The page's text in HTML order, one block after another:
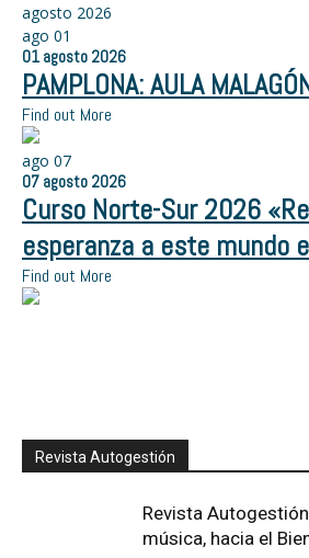
agosto 2026
ago 01
01 agosto 2026
PAMPLONA: AULA
Find out More
ago 07
07 agosto 2026
Curso Norte-Sur 2026
esperanza a este mundo
Find out More
Revista Autogestión
Revista
música, hacia el